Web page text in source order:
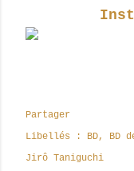
Partager
Libellés :
BD BD
Jirô Taniguchi